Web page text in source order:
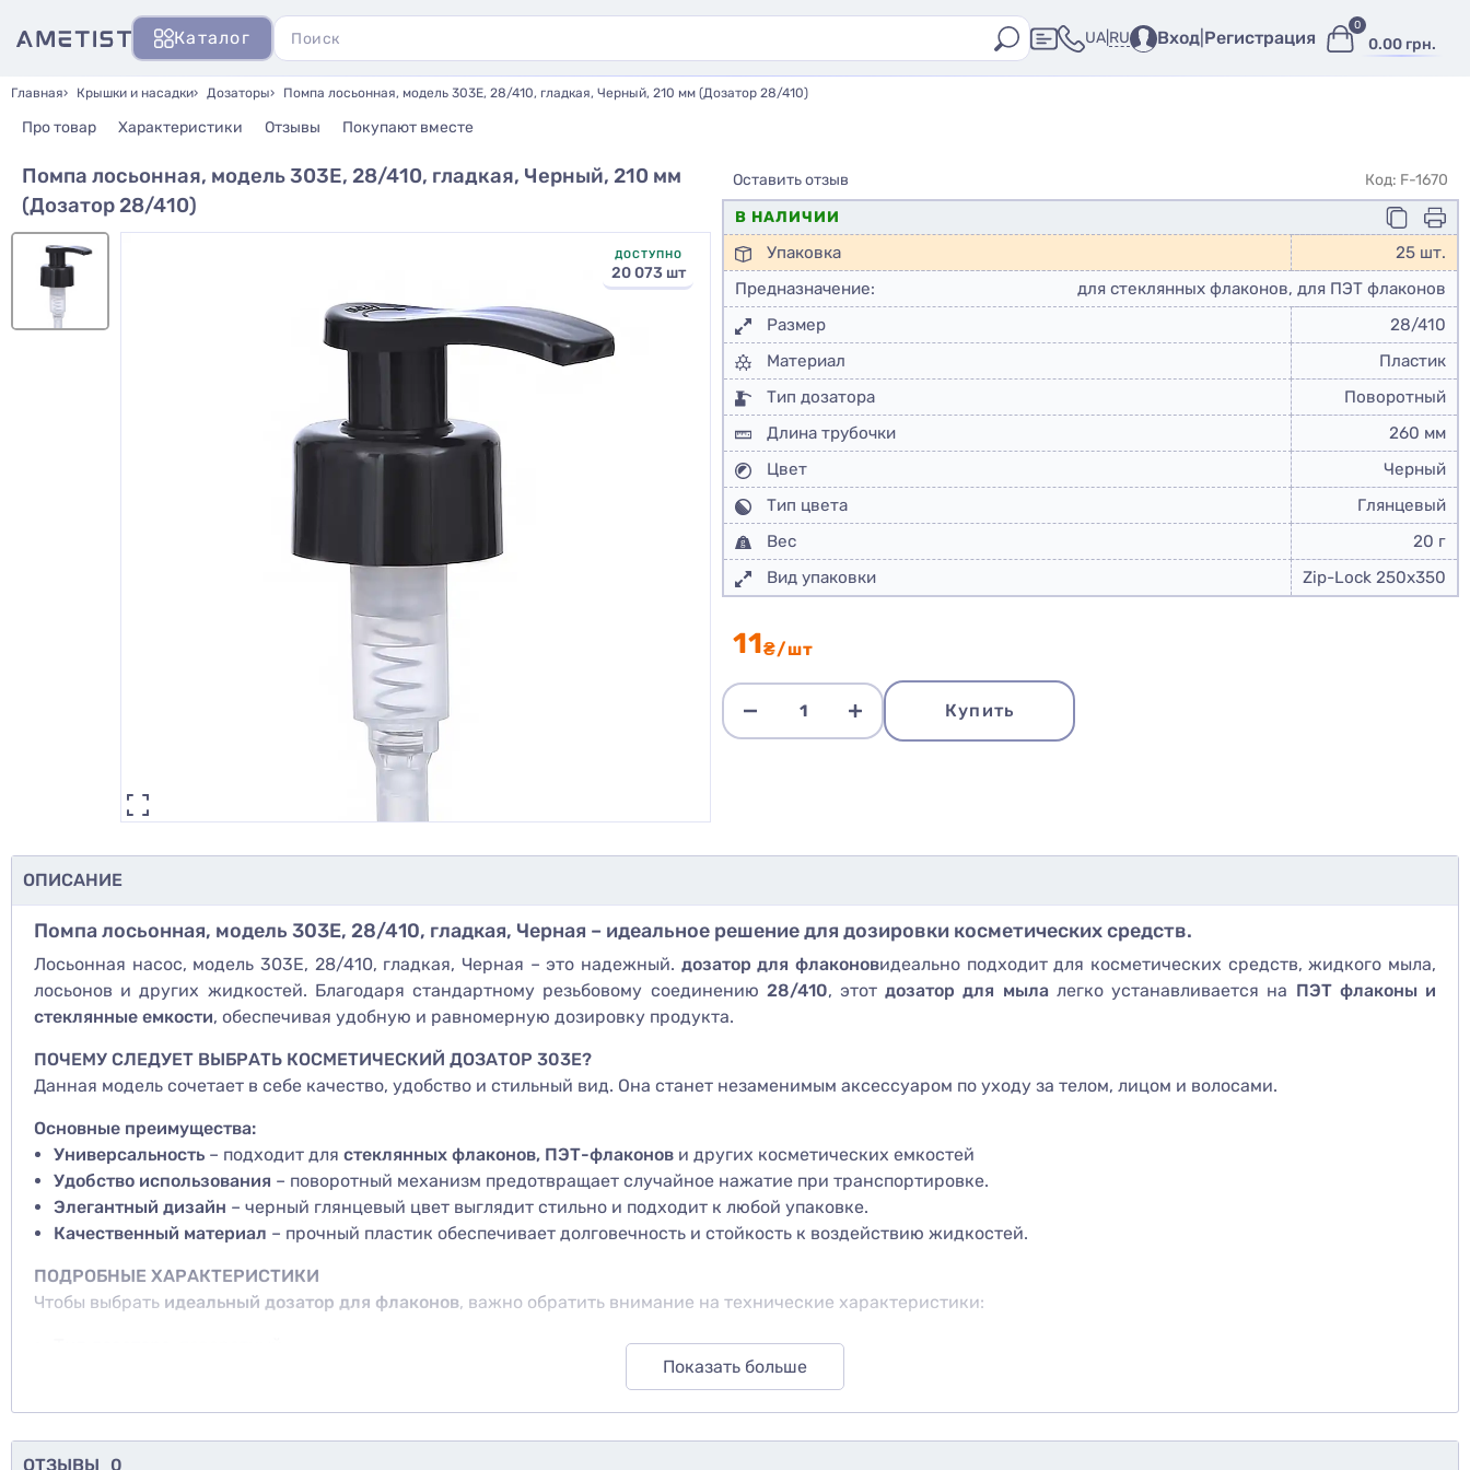
Каталог UA RU Вход Регистрация 0.00 грн.
0
Главная Крышки и насадки Дозаторы Помпа лосьонная, модель 303Е, 28/410, гладкая, Черный, 210 мм (Дозатор 28/410)
Про товар Характеристики Отзывы Покупают вместе
Помпа лосьонная, модель 303Е, 28/410, гладкая, Черный, 210 мм
(Дозатор 28/410)
ДОСТУПНО
20 073 шт
11₴/шт
Купить
Оставить отзыв
Код: F-1670
В НАЛИЧИИ
Упаковка
25 шт.
Предназначение:
для стеклянных флаконов, для ПЭТ флаконов
Размер
28/410
Материал
Пластик
Тип дозатора
Поворотный
Длина трубочки
260 мм
Цвет
Черный
Тип цвета
Глянцевый
Вес
20 г
Вид упаковки
Zip-Lock 250x350
ОПИСАНИЕ
Помпа лосьонная, модель 303Е, 28/410, гладкая, Черная – идеальное решение для дозировки косметических средств.
Лосьонная насос, модель 303Е, 28/410, гладкая, Черная – это надежный. дозатор для флаконовидеально подходит для косметических средств, жидкого мыла,
лосьонов и других жидкостей. Благодаря стандартному резьбовому соединению 28/410, этотдозатор для мылалегко устанавливается на ПЭТ флаконы и
стеклянные емкости, обеспечивая удобную и равномерную дозировку продукта.
ПОЧЕМУ СЛЕДУЕТ ВЫБРАТЬ КОСМЕТИЧЕСКИЙ ДОЗАТОР 303Е?
Данная модель сочетает в себе качество, удобство и стильный вид. Она станет незаменимым аксессуаром по уходу за телом, лицом и волосами.
Основные преимущества:
Универсальность – подходит для стеклянных флаконов, ПЭТ-флаконов и других косметических емкостей
Удобство использования – поворотный механизм предотвращает случайное нажатие при транспортировке.
Элегантный дизайн – черный глянцевый цвет выглядит стильно и подходит к любой упаковке.
Качественный материал – прочный пластик обеспечивает долговечность и стойкость к воздействию жидкостей.
ПОДРОБНЫЕ ХАРАКТЕРИСТИКИ
Чтобы выбрать идеальный дозатор для флаконов, важно обратить внимание на технические характеристики:
: 28/410 (стандартный размер для большинства косметических емкостей).
: 260 мм – достаточно длинная для разных типов флаконов.
Показать больше
ОТЗЫВЫ 0